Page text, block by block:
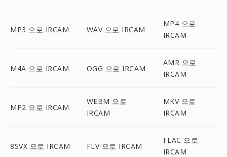
MP3 으로 IRCAM WAV 으로 IRCAM
MP4 으로
IRCAM
M4A 으로 IRCAM OGG 으로 IRCAM
AMR 으로
IRCAM
MP2 으로 IRCAM
WEBM 으로
IRCAM
MKV 으로
IRCAM
8SVX 으로 IRCAM FLV 으로 IRCAM
FLAC 으로
IRCAM